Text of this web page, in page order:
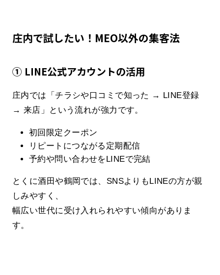
庄内で試したい！MEO以外の集客法
① LINE公式アカウントの活用
庄内では「チラシや口コミで知った → LINE登録
→ 来店」という流れが強力です。
初回限定クーポン
リピートにつながる定期配信
予約や問い合わせをLINEで完結
とくに酒田や鶴岡では、SNSよりもLINEの方が親
しみやすく、
幅広い世代に受け入れられやすい傾向がありま
す。